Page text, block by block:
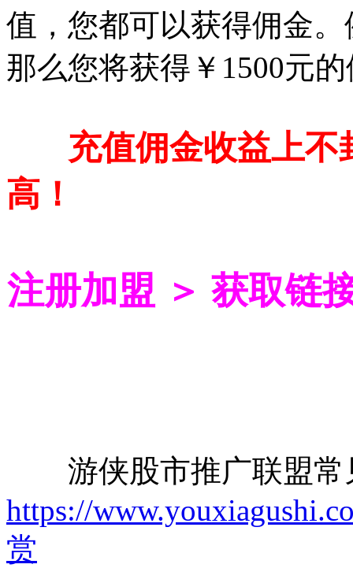
值，您都可以获得佣金
那么您将获得￥1500元
充值佣金收益上
高！
注册加盟 ＞ 获取链
游侠股市推广联盟常
https://
赏